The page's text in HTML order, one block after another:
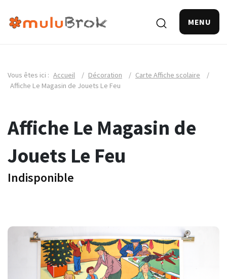
MENU
Vous êtes ici : Accueil / Décoration / Carte Affiche scolaire
/
Affiche Le Magasin de Jouets Le Feu
Affiche Le Magasin de
Jouets Le Feu
Indisponible